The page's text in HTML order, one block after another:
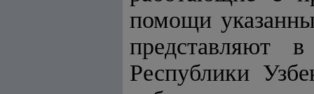
помощи
представляют
Республики